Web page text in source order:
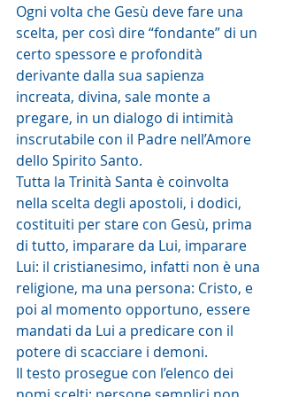
Ogni volta che Gesù deve fare una
scelta, per così dire “fondante” di un
certo spessore e profondità
derivante dalla sua sapienza
increata, divina, sale monte a
pregare, in un dialogo di intimità
inscrutabile con il Padre nell’Amore
dello Spirito Santo.
Tutta la Trinità Santa è coinvolta
nella scelta degli apostoli, i dodici,
costituiti per stare con Gesù, prima
di tutto, imparare da Lui, imparare
Lui: il cristianesimo, infatti non è una
religione, ma una persona: Cristo, e
poi al momento opportuno, essere
mandati da Lui a predicare con il
potere di scacciare i demoni.
Il testo prosegue con l’elenco dei